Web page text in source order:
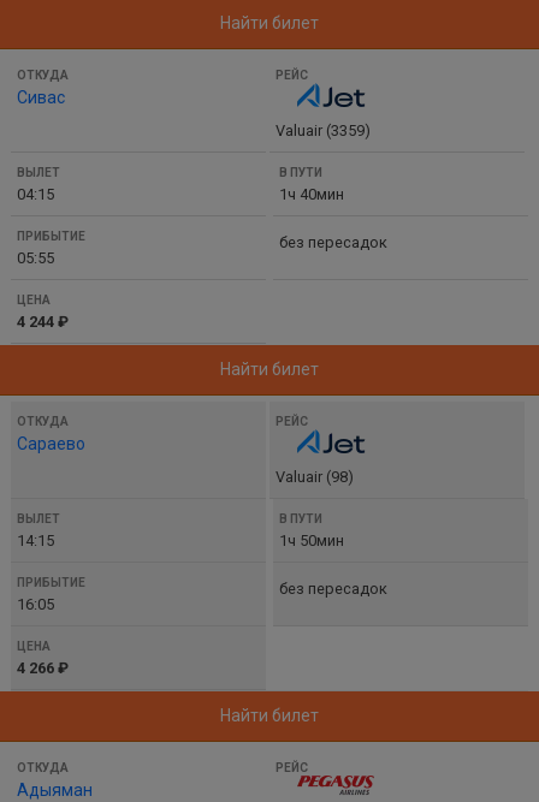
Найти билет
Сивас
Valuair (3359)
04:15 1ч 40мин
05:55
без пересадок
4 244 ₽
Найти билет
Сараево
Valuair (98)
14:15 1ч 50мин
16:05
без пересадок
4 266 ₽
Найти билет
Адыяман